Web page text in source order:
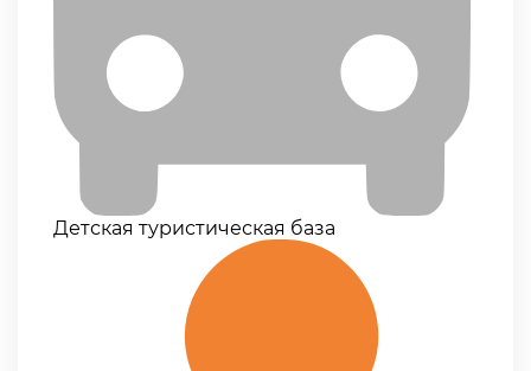
Детская туристическая база